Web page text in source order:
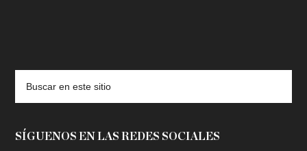
SÍGUENOS EN LAS REDES SOCIALES